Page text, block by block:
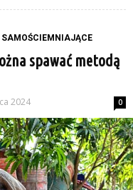
spawać metodą
2024 0